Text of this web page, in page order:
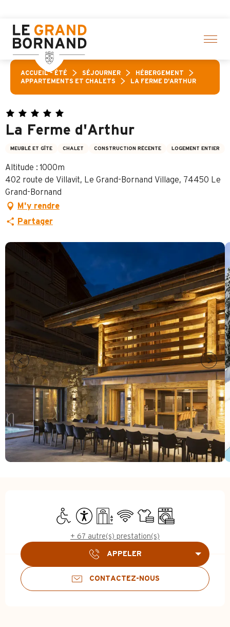
contenu
principal
ACCUEIL – ÉTÉ SÉJOURNER
HÉBERGEMENT
APPARTEMENTS ET CHALETS
LA FERME D'ARTHUR
La Ferme d'Arthur
MEUBLÉ ET GÎTE CHALET CONSTRUCTION RÉCENTE LOGEMENT ENTIER
Altitude : 1000m
402 route de Villavit, Le Grand-Bornand Village, 74450 Le
Grand-Bornand
M'y rendre
Partager
Ouverture et coordonnées
Accès handicapés
Accessibilité
Ascenseur
WiFi Draps et linge
Lave linge
+ 67 autre(s) prestation(s)
APPELER
CONTACTEZ-NOUS